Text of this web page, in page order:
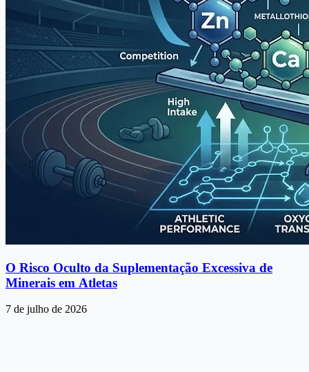
O Risco Oculto da Suplementação Excessiva de
Minerais em Atletas
7 de julho de 2026